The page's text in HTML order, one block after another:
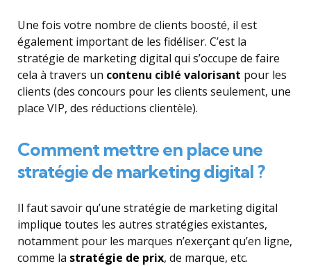
Une fois votre nombre de clients boosté, il est
également important de les fidéliser. C’est la
stratégie de marketing digital qui s’occupe de faire
cela à travers un contenu ciblé valorisant pour les
clients (des concours pour les clients seulement, une
place VIP, des réductions clientèle).
Comment mettre en place une
stratégie de marketing digital ?
Il faut savoir qu’une stratégie de marketing digital
implique toutes les autres stratégies existantes,
notamment pour les marques n’exerçant qu’en ligne,
comme la stratégie de prix, de marque, etc.